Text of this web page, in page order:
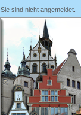
Sie sind nicht angemeldet.